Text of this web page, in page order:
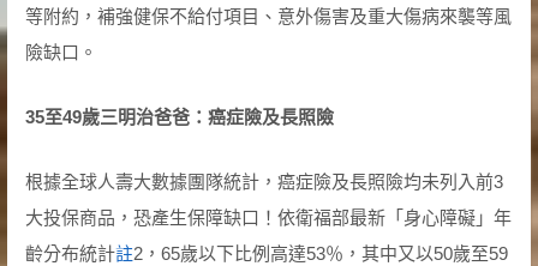
等附約，補強健保不給付項目、意外傷害及重大傷病來襲等風
險缺口。
35至49歲三明治爸爸：癌症險及長照險
根據全球人壽大數據團隊統計，癌症險及長照險均未列入前3
大投保商品，恐產生保障缺口！依衛福部最新「身心障礙」年
齡分布統計註2，65歲以下比例高達53％，其中又以50歲至59